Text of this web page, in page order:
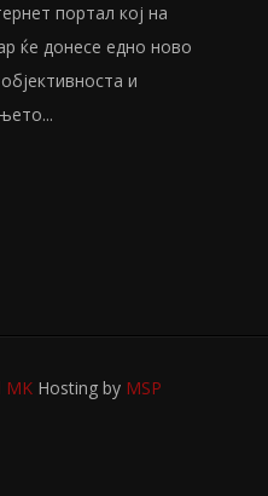
портал кој на
ќе донесе едно ново
и
MK Hosting by MSP